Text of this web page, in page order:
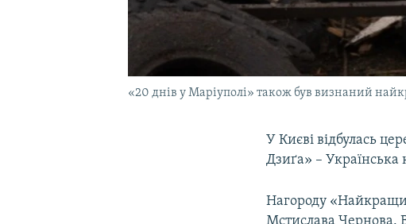
«20 днів у Маріуполі» також був визнаний
У Києві відбулась
Дзиґа» – Українська
Нагороду